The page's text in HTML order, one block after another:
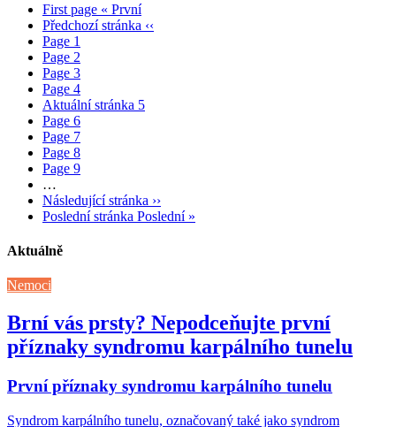
First page « První
Předchozí stránka ‹‹
Page 1
Page 2
Page 3
Page 4
Aktuální stránka 5
Page 6
Page 7
Page 8
Page 9
…
Následující stránka ››
Poslední stránka Poslední »
Aktuálně
Nemoci
Brní vás prsty? Nepodceňujte první
příznaky syndromu karpálního tunelu
První příznaky syndromu karpálního tunelu
Syndrom karpálního tunelu, označovaný také jako syndrom